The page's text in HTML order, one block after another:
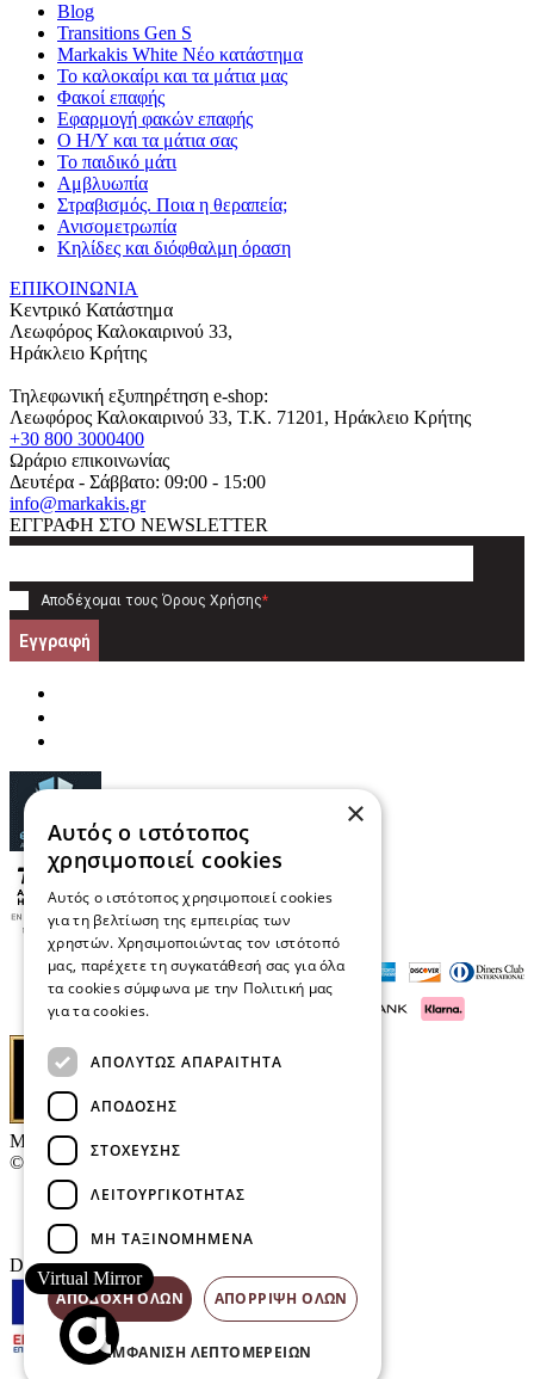
Blog
Transitions Gen S
Markakis White Νέο κατάστημα
Το καλοκαίρι και τα μάτια μας
Φακοί επαφής
Εφαρμογή φακών επαφής
Ο Η/Υ και τα μάτια σας
Το παιδικό μάτι
Αμβλυωπία
Στραβισμός. Ποια η θεραπεία;
Ανισομετρωπία
Κηλίδες και διόφθαλμη όραση
ΕΠΙΚΟΙΝΩΝΙΑ
Κεντρικό Κατάστημα
Λεωφόρος Καλοκαιρινού 33,
Ηράκλειο Κρήτης
Τηλεφωνική εξυπηρέτηση e-shop:
Λεωφόρος Καλοκαιρινού 33, T.K. 71201, Ηράκλειο Κρήτης
+30 800 3000400
Ωράριο επικοινωνίας
Δευτέρα - Σάββατο: 09:00 - 15:00
info@markakis.gr
ΕΓΓΡΑΦΗ ΣΤΟ NEWSLETTER
Αποδέχομαι τους Όρους Χρήσης*
Εγγραφή
Μαρκάκης Οπτικά
© 2026
Επικοινωνία
E-Volution Awards
Designed & developed by
Virtual Mirror
×
Αυτός ο ιστότοπος
χρησιμοποιεί cookies
Αυτός ο ιστότοπος χρησιμοποιεί cookies
για τη βελτίωση της εμπειρίας των
χρηστών. Χρησιμοποιώντας τον ιστότοπό
μας, παρέχετε τη συγκατάθεσή σας για όλα
τα cookies σύμφωνα με την Πολιτική μας
για τα cookies.
ΑΠΟΛΎΤΩΣ ΑΠΑΡΑΊΤΗΤΑ
ΑΠΌΔΟΣΗΣ
ΣΤΌΧΕΥΣΗΣ
ΛΕΙΤΟΥΡΓΙΚΌΤΗΤΑΣ
ΜΗ ΤΑΞΙΝΟΜΗΜΈΝΑ
ΑΠΟΔΟΧΉ ΌΛΩΝ ΑΠΌΡΡΙΨΗ ΌΛΩΝ
ΕΜΦΆΝΙΣΗ ΛΕΠΤΟΜΕΡΕΙΏΝ